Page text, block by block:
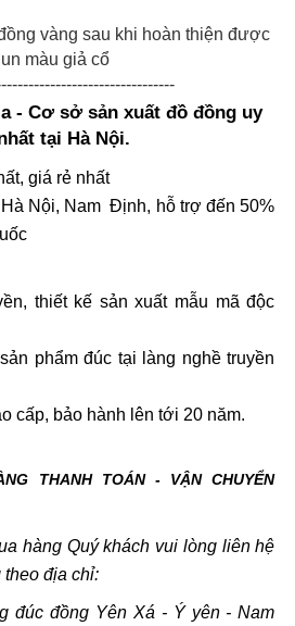
vàng sau khi hoàn thiện được
màu giả cổ
- Cơ sở sản xuất đồ đồng uy
tại Hà Nội.
giá rẻ nhất
Nội, Nam Định, hỗ trợ đến 50%
thiết kế sản xuất mẫu mã độc
phẩm đúc tại làng nghề truyền
cấp, bảo hành lên tới 20 năm.
THANH TOÁN - VẬN CHUYỂN
hàng Quý khách vui lòng liên hệ
địa chỉ:
đúc đồng Yên Xá - Ý yên - Nam